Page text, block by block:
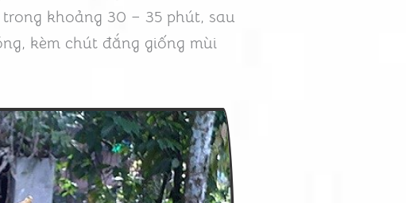
khoảng 30 – 35 phút, sau
kèm chút đắng giống mùi